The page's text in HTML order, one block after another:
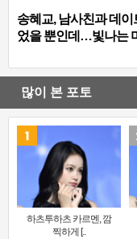
송혜교, 남사친과 데
었을 뿐인데…빛나는
많이 본 포토
하츠투하츠 카르멘, 깜
찍하게 [..